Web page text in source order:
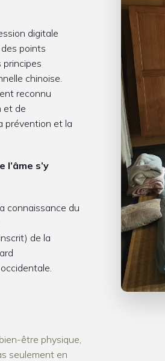
digitale
points
principes
chinoise.
reconnu
et de
prévention et la
s’y
connaissance du
de la
être physique,
seulement en